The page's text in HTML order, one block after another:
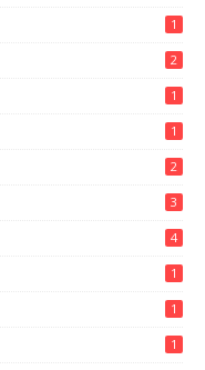
1
2
1
1
2
3
4
1
1
1